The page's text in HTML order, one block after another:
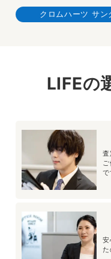
クロムハーツ サン
LIFEの
査
で
安